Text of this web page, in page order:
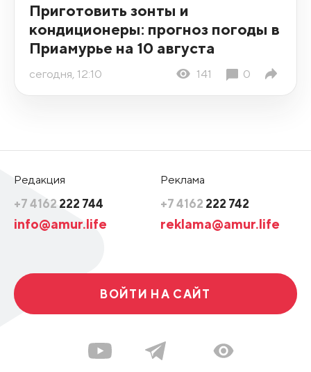
Приготовить зонты и
кондиционеры: прогноз погоды в
Приамурье на 10 августа
сегодня, 12:10 141 0
Редакция
+7 4162 222 744
info@amur.life
Реклама
+7 4162 222 742
reklama@amur.life
ВОЙТИ НА САЙТ